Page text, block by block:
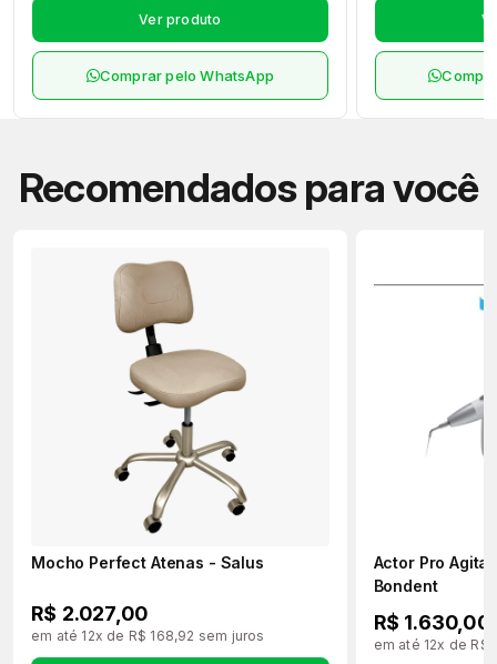
Ver produto
Comprar pelo WhatsApp
Recomendados para você
Mocho Perfect Atenas - Salus
R$ 2.027,00
em até 12x de R$ 168,92 sem juros
Actor Pro
Bondent
R$ 1.630,00
em até 12x de R$